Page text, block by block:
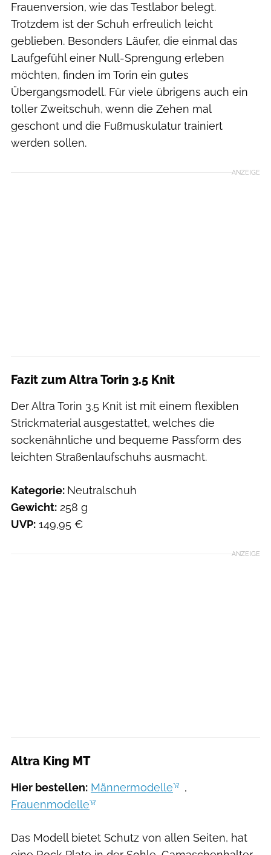
Frauenversion, wie das Testlabor belegt.
Trotzdem ist der Schuh erfreulich leicht
geblieben. Besonders Läufer, die einmal das
Laufgefühl einer Null-Sprengung erleben
möchten, finden im Torin ein gutes
Übergangsmodell. Für viele übrigens auch ein
toller Zweitschuh, wenn die Zehen mal
geschont und die Fußmuskulatur trainiert
werden sollen.
ANZEIGE
Fazit zum Altra Torin 3.5 Knit
Der Altra Torin 3.5 Knit ist mit einem flexiblen
Strickmaterial ausgestattet, welches die
sockenähnliche und bequeme Passform des
leichten Straßenlaufschuhs ausmacht.
Kategorie: Neutralschuh
Gewicht: 258 g
UVP: 149,95 €
ANZEIGE
Altra King MT
Hier bestellen: Männermodelle
,
Frauenmodelle
Das Modell bietet Schutz von allen Seiten, hat